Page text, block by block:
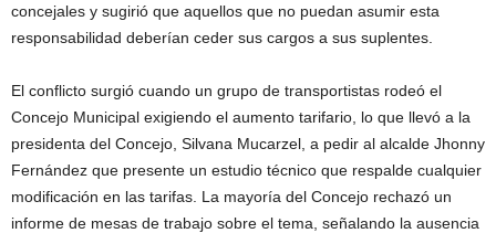
concejales y sugirió que aquellos que no puedan asumir esta
responsabilidad deberían ceder sus cargos a sus suplentes.
El conflicto surgió cuando un grupo de transportistas rodeó el
Concejo Municipal exigiendo el aumento tarifario, lo que llevó a la
presidenta del Concejo, Silvana Mucarzel, a pedir al alcalde Jhonny
Fernández que presente un estudio técnico que respalde cualquier
modificación en las tarifas. La mayoría del Concejo rechazó un
informe de mesas de trabajo sobre el tema, señalando la ausencia